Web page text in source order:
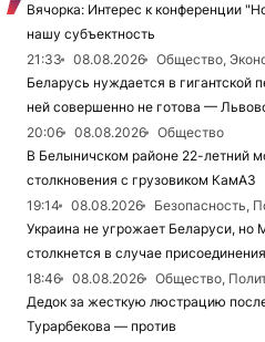
Вячорка: Интерес к конференции
нашу субъектность
21:33
08.08.2026
Общество,
Беларусь нуждается в гигантской
ней совершенно не готова —
20:06
08.08.2026
Общество
В Белыничском районе 22-летний
столкновения с грузовиком КамАЗ
19:14
08.08.2026
Безопасность,
Украина не угрожает Беларуси, но
столкнется в случае
18:46
08.08.2026
Общество,
Дедок за жесткую люстрацию
Турарбекова — против